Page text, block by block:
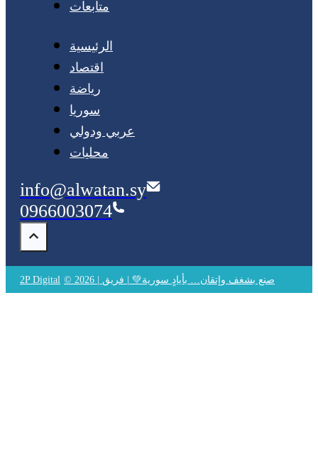
متابعات
الرئيسية
اقتصاد
رياضة
سوريا
عربي ودولي
محليات
info@alwatan.sy
0966003074
2P Digital © 2026 | صنع بشغف وإتقان… بأيادٍ سورية💚 | فريق